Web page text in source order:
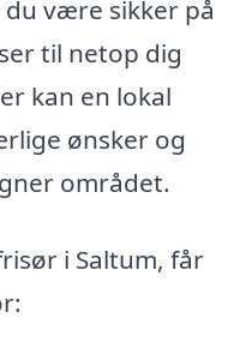
være sikker på
til netop dig
kan en lokal
ønsker og
området.
i Saltum, får